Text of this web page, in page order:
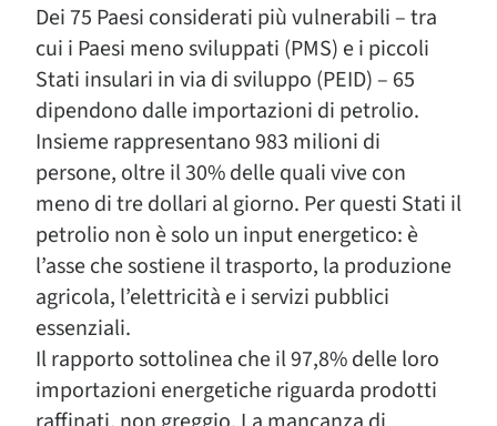
Dei 75 Paesi considerati più vulnerabili – tra
cui i Paesi meno sviluppati (PMS) e i piccoli
Stati insulari in via di sviluppo (PEID) – 65
dipendono dalle importazioni di petrolio.
Insieme rappresentano 983 milioni di
persone, oltre il 30% delle quali vive con
meno di tre dollari al giorno. Per questi Stati il
petrolio non è solo un input energetico: è
l’asse che sostiene il trasporto, la produzione
agricola, l’elettricità e i servizi pubblici
essenziali.
Il rapporto sottolinea che il 97,8% delle loro
importazioni energetiche riguarda prodotti